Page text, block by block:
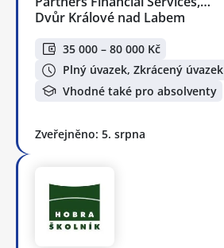
Dvůr Králové nad Labem
35 000 – 80 000 Kč
Plný úvazek, Zkrácený úvazek
Vhodné také pro absolventy
Zveřejněno: 5. srpna